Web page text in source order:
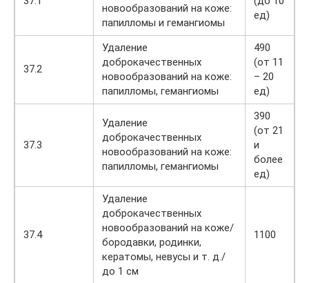
новообразований на коже:
папилломы и гемангиомы
ед)
37.2
Удаление
доброкачественных
новообразований на коже:
папилломы, гемангиомы
490
(от 11
– 20
ед)
37.3
Удаление
доброкачественных
новообразований на коже:
папилломы, гемангиомы
390
(от 21
и
более
ед)
37.4
Удаление
доброкачественных
новообразований на коже/
бородавки, родинки,
кератомы, невусы и т. д./
до 1 см
1100